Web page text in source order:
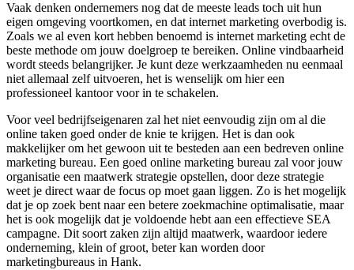
Vaak denken ondernemers nog dat de meeste leads toch uit hun
eigen omgeving voortkomen, en dat internet marketing overbodig is.
Zoals we al even kort hebben benoemd is internet marketing echt de
beste methode om jouw doelgroep te bereiken. Online vindbaarheid
wordt steeds belangrijker. Je kunt deze werkzaamheden nu eenmaal
niet allemaal zelf uitvoeren, het is wenselijk om hier een
professioneel kantoor voor in te schakelen.
Voor veel bedrijfseigenaren zal het niet eenvoudig zijn om al die
online taken goed onder de knie te krijgen. Het is dan ook
makkelijker om het gewoon uit te besteden aan een bedreven online
marketing bureau. Een goed online marketing bureau zal voor jouw
organisatie een maatwerk strategie opstellen, door deze strategie
weet je direct waar de focus op moet gaan liggen. Zo is het mogelijk
dat je op zoek bent naar een betere zoekmachine optimalisatie, maar
het is ook mogelijk dat je voldoende hebt aan een effectieve SEA
campagne. Dit soort zaken zijn altijd maatwerk, waardoor iedere
onderneming, klein of groot, beter kan worden door
marketingbureaus in Hank.